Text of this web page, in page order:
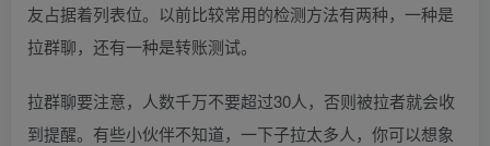
友占据着列表位。以前比较常用的检测方法有两种，一种是
拉群聊，还有一种是转账测试。
拉群聊要注意，人数千万不要超过30人，否则被拉者就会收
到提醒。有些小伙伴不知道，一下子拉太多人，你可以想象